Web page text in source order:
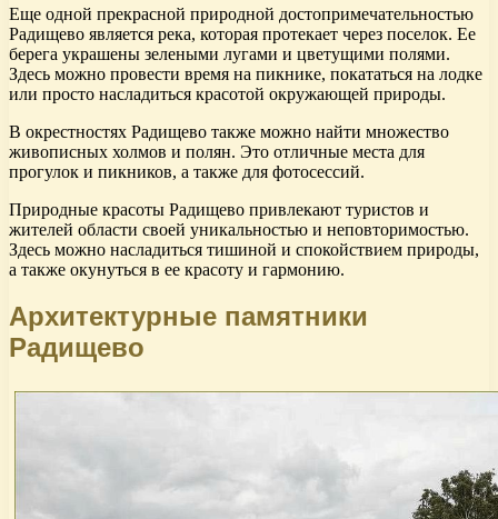
Еще одной прекрасной природной достопримечательностью
Радищево является река, которая протекает через поселок. Ее
берега украшены зелеными лугами и цветущими полями.
Здесь можно провести время на пикнике, покататься на лодке
или просто насладиться красотой окружающей природы.
В окрестностях Радищево также можно найти множество
живописных холмов и полян. Это отличные места для
прогулок и пикников, а также для фотосессий.
Природные красоты Радищево привлекают туристов и
жителей области своей уникальностью и неповторимостью.
Здесь можно насладиться тишиной и спокойствием природы,
а также окунуться в ее красоту и гармонию.
Архитектурные памятники
Радищево